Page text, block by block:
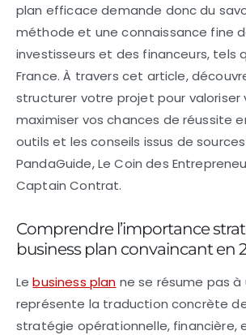
plan efficace demande donc du
méthode et une connaissance fine
investisseurs et des financeurs, tels
France. À travers cet article,
structurer votre projet pour
maximiser vos chances de réussite
outils et les conseils issus de
PandaGuide, Le Coin des
Captain Contrat.
Comprendre l’importance
business plan convaincant en
Lebusiness plan ne se résume pas à
représente la traduction concrète
stratégie opérationnelle, financière,